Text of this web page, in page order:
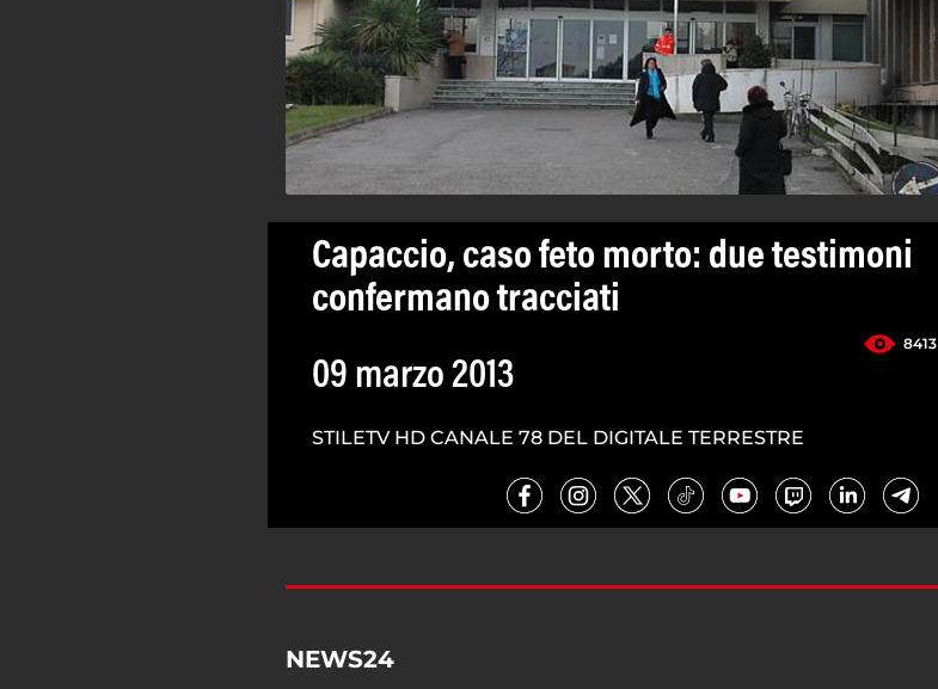
Capaccio, caso feto morto: due testimoni
confermano tracciati
8413
09 marzo 2013
STILETV HD CANALE 78 DEL DIGITALE TERRESTRE
NEWS24